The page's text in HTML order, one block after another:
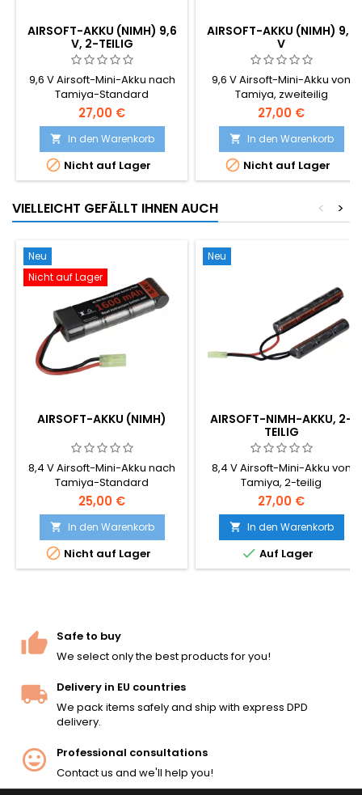
AIRSOFT-AKKU (NIMH) 9,6
V, 2-TEILIG
9,6 V Airsoft-Mini-Akku nach
Tamiya-Standard
27,00 €
 In den Warenkorb
 Nicht auf Lager
AIRSOFT-AKKU (NIMH) 9,6
V
9,6 V Airsoft-Mini-Akku von
Tamiya, zweiteilig
27,00 €
 In den Warenkorb
 Nicht auf Lager
VIELLEICHT GEFÄLLT IHNEN AUCH >
<
Neu
Nicht auf Lager
AIRSOFT-AKKU (NIMH)
8,4 V Airsoft-Mini-Akku nach
Tamiya-Standard
25,00 €
 In den Warenkorb
 Nicht auf Lager
Neu
AIRSOFT-NIMH-AKKU, 2-
TEILIG
8,4 V Airsoft-Mini-Akku von
Tamiya, 2-teilig
27,00 €
 In den Warenkorb
 Auf Lager
Safe to buy
We select only the best products for you!
Delivery in EU countries
We pack items safely and ship with express DPD
delivery.
Professional consultations
Contact us and we'll help you!